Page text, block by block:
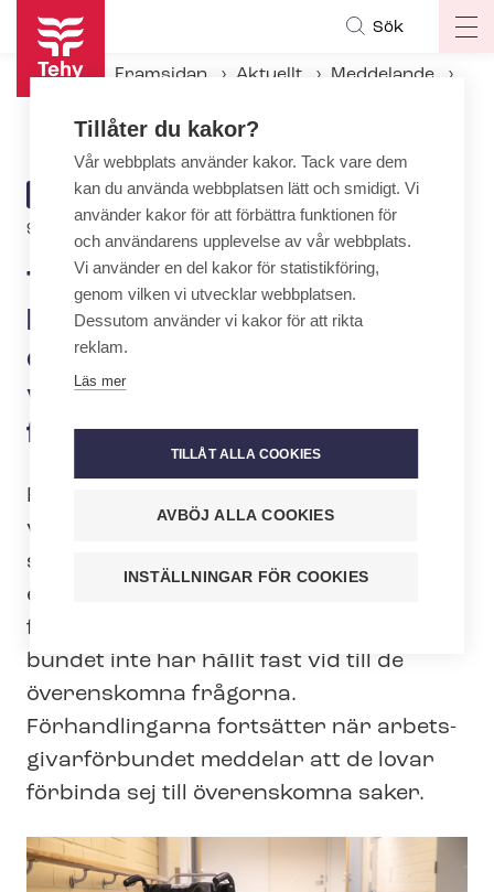
Hoppa
huvudinnehåll
Sök
Framsidan Aktuellt
Meddelande
ARTICLE
CATEGORY
MEDDELANDE
9.3.2020 | 13:00
Tehy, SuPer och ERTO:
Förtroendebristen försvårar
den privata so­ci­al­ser­
vicebran­schens
förhandlingar
Fackföreningarna Tehy, SuPer och ERTO
valde att lämna so­ci­al­ser­vicebran­
schens förhandlingar under måndag
eftermiddag. Som orsak meddelar
fackföreningarna att ar­bets­gi­var­för­
bun­det inte har hållit fast vid till de
överenskomna frågorna.
Förhandlingarna fortsätter när ar­bets­
gi­var­för­bun­det meddelar att de lovar
förbinda sej till överenskomna saker.
Tillåter du kakor?
Vår webbplats använder kakor. Tack vare dem
kan du använda webbplatsen lätt och smidigt. Vi
använder kakor för att förbättra funktionen för
och användarens upplevelse av vår webbplats.
Vi använder en del kakor för statistikföring,
genom vilken vi utvecklar webbplatsen.
Dessutom använder vi kakor för att rikta
reklam.
Läs mer
TILLÅT ALLA COOKIES
AVBÖJ ALLA COOKIES
INSTÄLLNINGAR FÖR COOKIES